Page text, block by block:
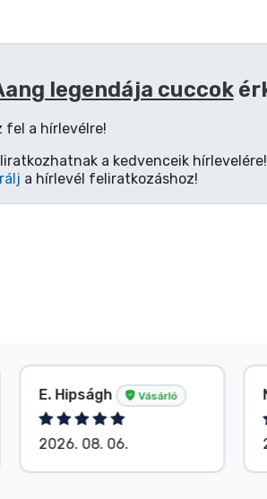
legendája cuccok
fel a hírlevélre!
a kedvenceik hírlevelére!
a hírlevél feliratkozáshoz!
S. Barbara
2026. 08. 06.